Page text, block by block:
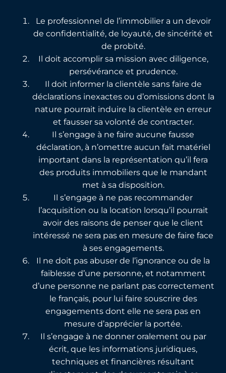
Le professionnel de l’immobilier a un devoir
de confidentialité, de loyauté, de sincérité et
de probité.
Il doit accomplir sa mission avec diligence,
persévérance et prudence.
Il doit informer la clientèle sans faire de
déclarations inexactes ou d’omissions dont la
nature pourrait induire la clientèle en erreur
et fausser sa volonté de contracter.
Il s’engage à ne faire aucune fausse
déclaration, à n’omettre aucun fait matériel
important dans la représentation qu’il fera
des produits immobiliers que le mandant
met à sa disposition.
Il s’engage à ne pas recommander
l’acquisition ou la location lorsqu’il pourrait
avoir des raisons de penser que le client
intéressé ne sera pas en mesure de faire face
à ses engagements.
Il ne doit pas abuser de l’ignorance ou de la
faiblesse d’une personne, et notamment
d’une personne ne parlant pas correctement
le français, pour lui faire souscrire des
engagements dont elle ne sera pas en
mesure d’apprécier la portée.
Il s’engage à ne donner oralement ou par
écrit, que les informations juridiques,
techniques et financières résultant